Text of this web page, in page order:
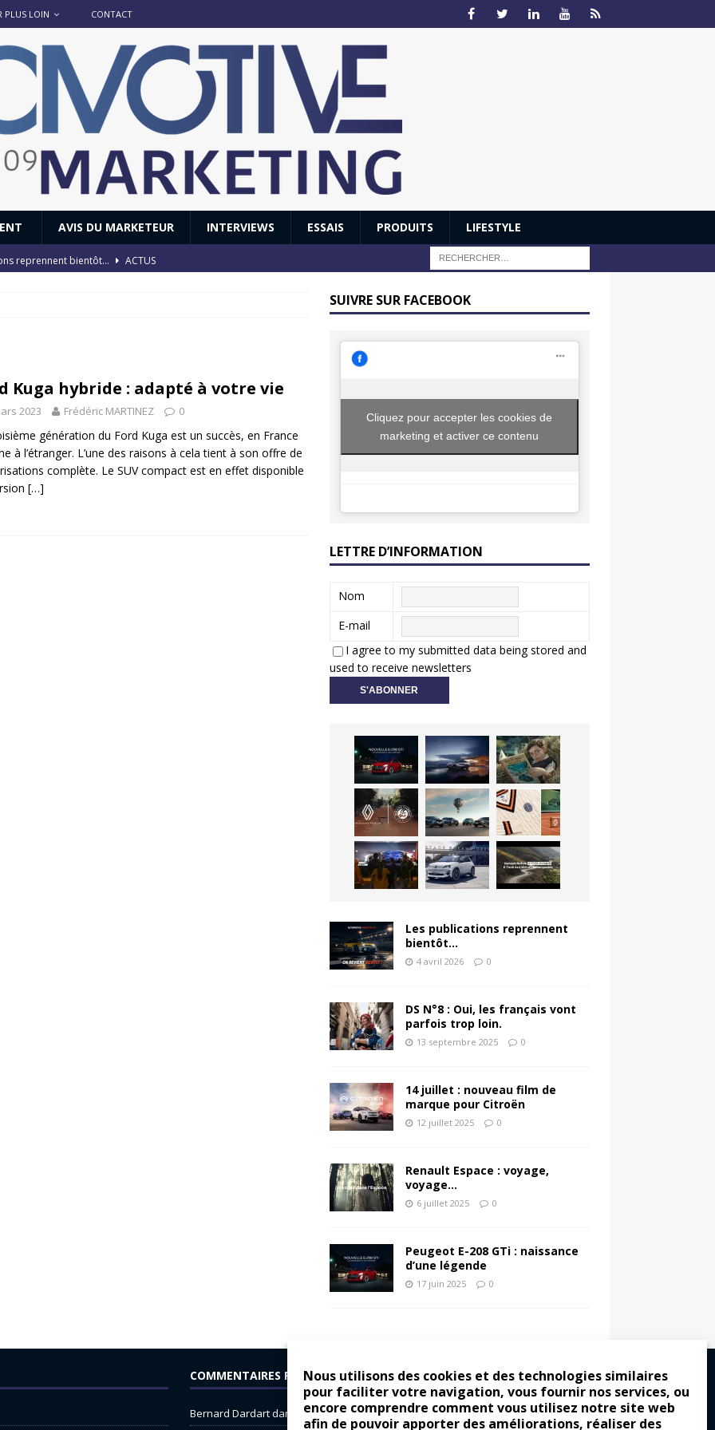
Nous utilisons des cookies et des technologies similaires
pour faciliter votre navigation, vous fournir nos services, ou
encore comprendre comment vous utilisez notre site web
afin de pouvoir apporter des améliorations, réaliser des
PLUS LOIN CONTACT
AVIS DU MARKETEUR INTERVIEWS ESSAIS PRODUITS LIFESTYLE
reprennent bientôt…
ACTUS
Honda dévoile un spot publicitaire… confiné! ACTUS
Kuga hybride : adapté à votre vie
2023 Frédéric MARTINEZ 0
génération du Ford Kuga est un succès, en France
à l’étranger. L’une des raisons à cela tient à son offre de
complète. Le SUV compact est en effet disponible
[…]
SUIVRE SUR FACEBOOK
Cliquez pour accepter les cookies de
marketing et activer ce contenu
LETTRE D’INFORMATION
Nom
E-mail
I agree to my submitted data being stored and
used to receive newsletters
Les publications reprennent
bientôt…
4 avril 2026 0
DS N°8 : Oui, les français vont
parfois trop loin.
13 septembre 2025 0
14 juillet : nouveau film de
marque pour Citroën
12 juillet 2025 0
Renault Espace : voyage,
voyage…
6 juillet 2025 0
Peugeot E-208 GTi : naissance
d’une légende
17 juin 2025 0
COMMENTAIRES RÉCENTS
Bernard Dardartdans Dacia Sandero : pour les gens vrais